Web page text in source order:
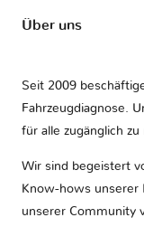
Über uns
Seit 2009
Fahrzeugdiagnose.
für alle zugänglich zu
Wir sind begeistert
Know-hows unserer
unserer Community